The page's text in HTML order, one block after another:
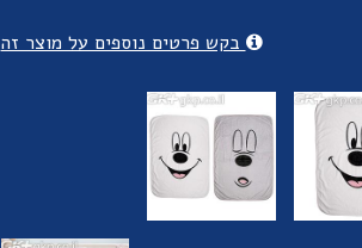
בקש פרטים נוספים על מוצר זה